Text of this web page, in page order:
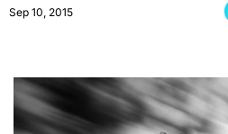
Sep 10, 2015